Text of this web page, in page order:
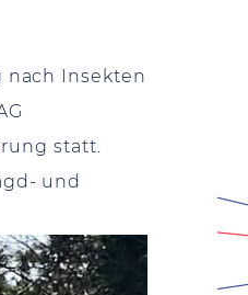
nach Insekten
statt.
und